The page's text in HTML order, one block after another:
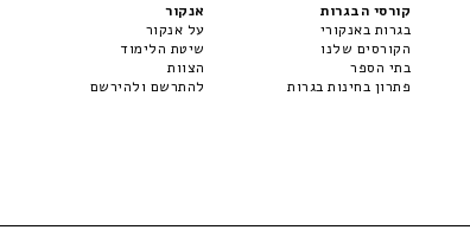
קורסי הבגרות
בגרות באנקורי
הקורסים שלנו
בתי הספר
פתרון בחינות בגרות
אנקור
על אנקור
שיטת הלימוד
הצוות
להתרשם ולהירשם